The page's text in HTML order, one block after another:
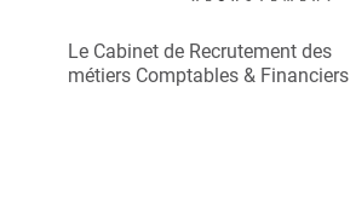
Le Cabinet de Recrutement des
métiers Comptables & Financiers